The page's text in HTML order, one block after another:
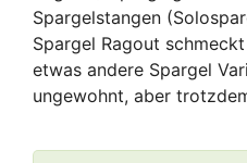
Spargelstangen
Spargel Ragout
etwas andere Spargel
ungewohnt, aber